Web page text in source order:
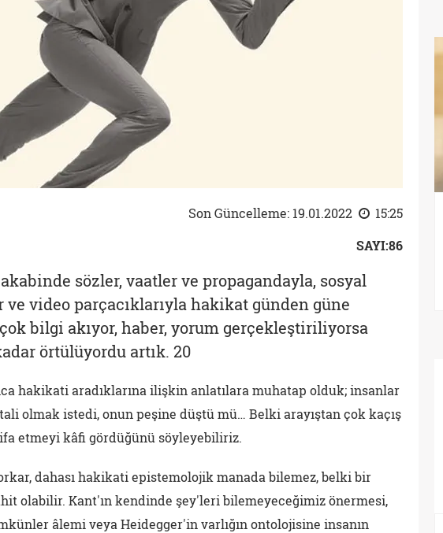
Son Güncelleme: 19.01.2022 15:25
SAYI:86
sözler, vaatler ve propagandayla, sosyal
video parçacıklarıyla hakikat günden güne
bilgi akıyor, haber, yorum gerçekleştiriliyorsa
örtülüyordu artık. 20
hakikati aradıklarına ilişkin anlatılara muhatap olduk; insanlar
olmak istedi, onun peşine düştü mü… Belki arayıştan çok kaçış
etmeyi kâfi gördüğünü söyleyebiliriz.
dahası hakikati epistemolojik manada bilemez, belki bir
olabilir. Kant'ın kendinde şey'leri bilemeyeceğimiz önermesi,
âlemi veya Heidegger'in varlığın ontolojisine insanın